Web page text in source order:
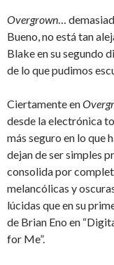
Overgrown…
Bueno, no está tan
Blake en su segundo
de lo que pudimos
Ciertamente en
desde la electrónica
más seguro en lo que
dejan de ser simples
consolida por
melancólicas y
lúcidas que en su
de Brian Eno en
for Me”.